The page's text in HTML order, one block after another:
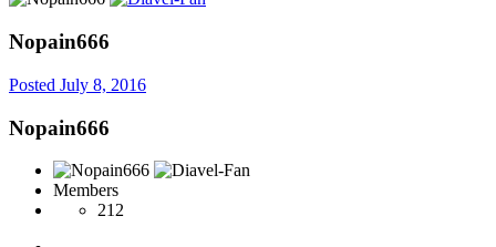
Nopain666
Posted July 8, 2016
Nopain666
Members
212